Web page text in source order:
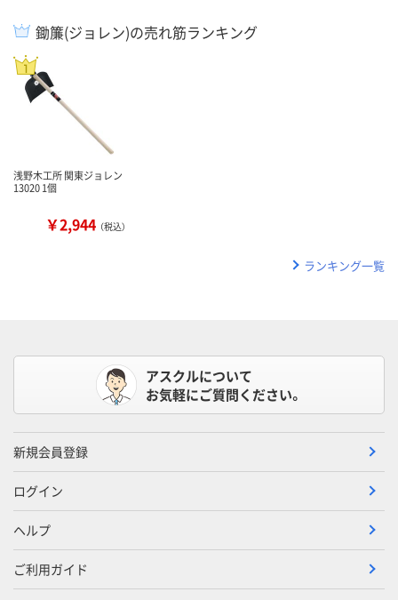
鋤簾(ジョレン)の売れ筋ランキング
浅野木工所 関東ジョレン
13020 1個
￥2,944 （税込）
ランキング一覧
アスクルについて
お気軽にご質問ください。
新規会員登録
ログイン
ヘルプ
ご利用ガイド